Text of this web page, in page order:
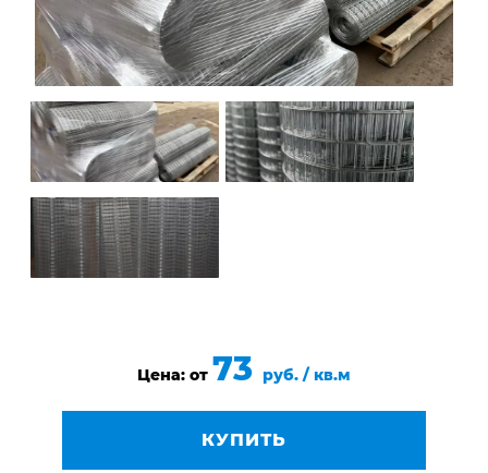
БЛОГ
КОНТАКТЫ
Цена: от 73 руб. / кв.м
КУПИТЬ